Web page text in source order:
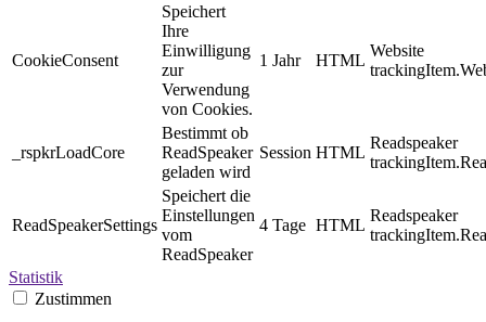
CookieConsent
Speichert
Ihre
Einwilligung
zur
Verwendung
von Cookies.
1 Jahr HTML
Website
_rspkrLoadCore
Bestimmt ob
ReadSpeaker
geladen wird
Session HTML
Readspeaker
ReadSpeakerSettings
Speichert die
Einstellungen
vom
ReadSpeaker
4 Tage HTML
Readspeaker
Statistik
Zustimmen